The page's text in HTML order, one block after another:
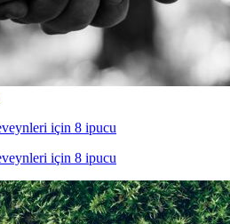
için 8 ipucu
için 8 ipucu